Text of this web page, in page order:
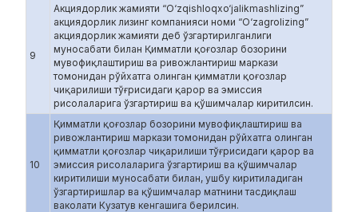
9
Акциядорлик жамияти “O‘zqishloqxo‘jalikmashlizing”
акциядорлик лизинг компанияси номи “O‘zagrolizing”
акциядорлик жамияти деб ўзгартирилганлиги
муносабати билан Қимматли қоғозлар бозорини
мувофиқлаштириш ва ривожлантириш маркази
томонидан рўйхатга олинган қимматли қоғозлар
чиқарилиши тўғрисидаги қарор ва эмиссия
рисолаларига ўзгартириш ва қўшимчалар киритилсин.
10
Қимматли қоғозлар бозорини мувофиқлаштириш ва
ривожлантириш маркази томонидан рўйхатга олинган
қимматли қоғозлар чиқарилиши тўғрисидаги қарор ва
эмиссия рисолаларига ўзгартириш ва қўшимчалар
киритилиши муносабати билан, ушбу киритиладиган
ўзгартиришлар ва қўшимчалар матнини тасдиқлаш
ваколати Кузатув кенгашига берилсин.